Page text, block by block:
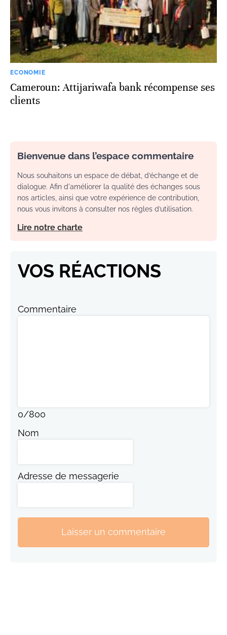
ECONOMIE
Cameroun: Attijariwafa bank récompense ses
clients
Bienvenue dans l’espace commentaire
Nous souhaitons un espace de débat, d’échange et de
dialogue. Afin d'améliorer la qualité des échanges sous
nos articles, ainsi que votre expérience de contribution,
nous vous invitons à consulter nos règles d’utilisation.
Lire notre charte
VOS RÉACTIONS
Commentaire
0/800
Nom
Adresse de messagerie
Laisser un commentaire